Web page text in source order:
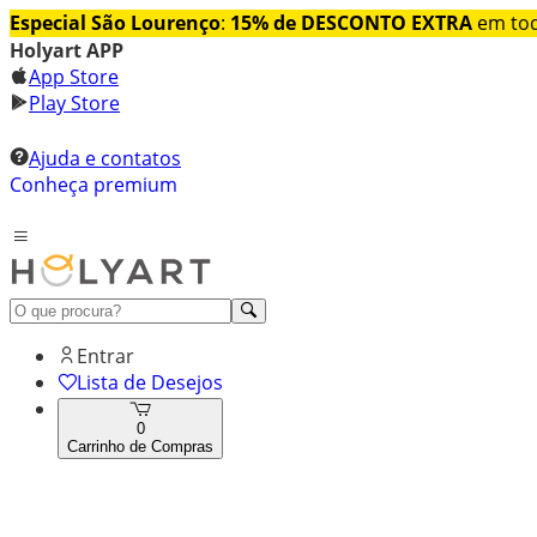
Especial São Lourenço: 15% de DESCONTO EXTRA em
Holyart APP
App Store
Play Store
Ajuda e contatos
Conheça premium
Entrar
Lista de Desejos
0
Carrinho de Compras